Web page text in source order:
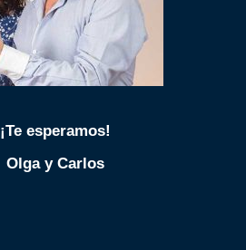
¡Te esperamos!
Olga y Carlos